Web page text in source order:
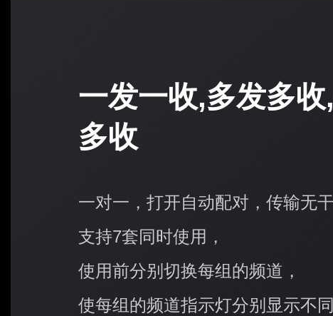
一发一收,多发多
多收
一对一，打开自动配对，传输无干
支持7套同时使用，
使用前分别切换每组的频道，
使每组的频道指示灯分别显示不同